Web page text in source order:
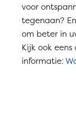
voor
tegenaan?
om beter in
Kijk ook
informatie: